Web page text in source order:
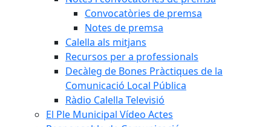
Convocatòries de premsa
Notes de premsa
Calella als mitjans
Recursos per a professionals
Decàleg de Bones Pràctiques de la
Comunicació Local Pública
Ràdio Calella Televisió
El Ple Municipal Vídeo Actes